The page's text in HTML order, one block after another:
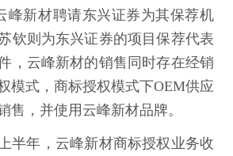
峰新材聘请东兴证券为其保荐机
钦则为东兴证券的项目保荐代表
，云峰新材的销售同时存在经销
模式，商标授权模式下OEM供应
售，并使用云峰新材品牌。
半年，云峰新材商标授权业务收